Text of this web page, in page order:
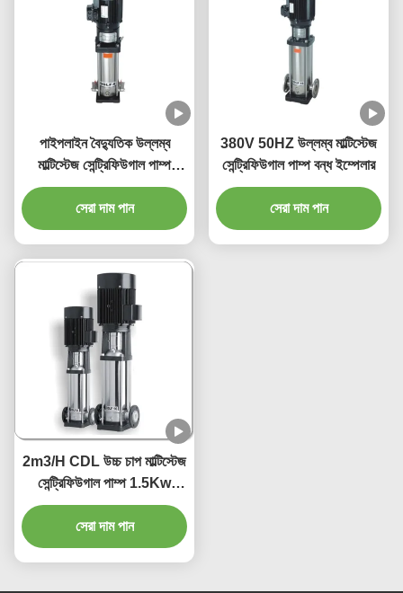
পাইপলাইন বৈদ্যুতিক উল্লম্ব
মাল্টিস্টেজ সেন্ট্রিফিউগাল পাম্প
স্টেইনলেস স্টীল
সেরা দাম পান
380V 50HZ উল্লম্ব মাল্টিস্টেজ
সেন্ট্রিফিউগাল পাম্প বন্ধ ইম্পেলার
সেরা দাম পান
2m3/H CDL উচ্চ চাপ মাল্টিস্টেজ
সেন্ট্রিফিউগাল পাম্প 1.5Kw
380V 415V 220V
সেরা দাম পান